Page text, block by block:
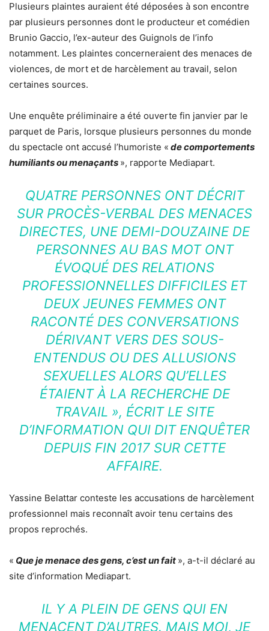
Plusieurs plaintes auraient été déposées à son encontre
par plusieurs personnes dont le producteur et comédien
Brunio Gaccio, l’ex-auteur des Guignols de l’info
notamment. Les plaintes concerneraient des menaces de
violences, de mort et de harcèlement au travail, selon
certaines sources.
Une enquête préliminaire a été ouverte fin janvier par le
parquet de Paris, lorsque plusieurs personnes du monde
du spectacle ont accusé l’humoriste « de comportements
humiliants ou menaçants », rapporte Mediapart.
QUATRE PERSONNES ONT DÉCRIT
SUR PROCÈS-VERBAL DES MENACES
DIRECTES, UNE DEMI-DOUZAINE DE
PERSONNES AU BAS MOT ONT
ÉVOQUÉ DES RELATIONS
PROFESSIONNELLES DIFFICILES ET
DEUX JEUNES FEMMES ONT
RACONTÉ DES CONVERSATIONS
DÉRIVANT VERS DES SOUS-
ENTENDUS OU DES ALLUSIONS
SEXUELLES ALORS QU’ELLES
ÉTAIENT À LA RECHERCHE DE
TRAVAIL », ÉCRIT LE SITE
D’INFORMATION QUI DIT ENQUÊTER
DEPUIS FIN 2017 SUR CETTE
AFFAIRE.
Yassine Belattar conteste les accusations de harcèlement
professionnel mais reconnaît avoir tenu certains des
propos reprochés.
« Que je menace des gens, c’est un fait », a-t-il déclaré au
site d’information Mediapart.
IL Y A PLEIN DE GENS QUI EN
MENACENT D’AUTRES. MAIS MOI, JE